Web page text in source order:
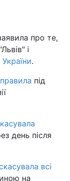
про те,
і
.
під
день після
всі
на